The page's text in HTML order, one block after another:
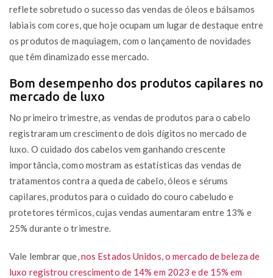
reflete sobretudo o sucesso das vendas de óleos e bálsamos
labiais com cores, que hoje ocupam um lugar de destaque entre
os produtos de maquiagem, com o lançamento de novidades
que têm dinamizado esse mercado.
Bom desempenho dos produtos capilares no
mercado de luxo
No primeiro trimestre, as vendas de produtos para o cabelo
registraram um crescimento de dois dígitos no mercado de
luxo. O cuidado dos cabelos vem ganhando crescente
importância, como mostram as estatísticas das vendas de
tratamentos contra a queda de cabelo, óleos e sérums
capilares, produtos para o cuidado do couro cabeludo e
protetores térmicos, cujas vendas aumentaram entre 13% e
25% durante o trimestre.
Vale lembrar que, nos Estados Unidos, o mercado de beleza de
luxo registrou crescimento de 14% em 2023 e de 15% em